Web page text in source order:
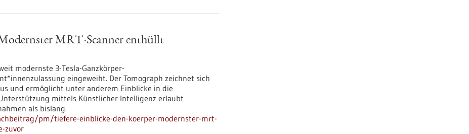
MRT-Scanner enthüllt
modernste 3-Tesla-Ganzkörper-
eingeweiht. Der Tomograph zeichnet sich
und ermöglicht unter anderem Einblicke in die
mittels Künstlicher Intelligenz erlaubt
als bislang.
pm/tiefere-einblicke-den-koerper-modernster-mrt-
zuvor